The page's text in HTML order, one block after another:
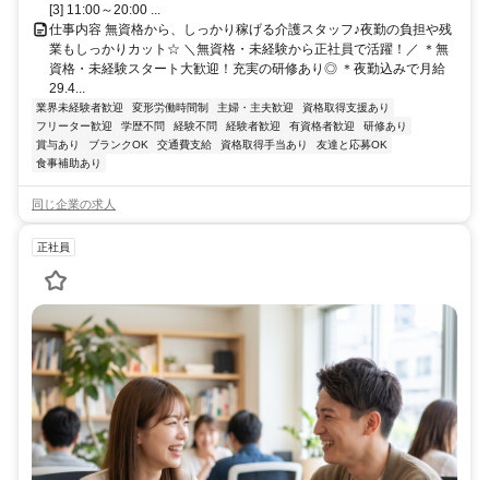
[3] 11:00～20:00 ...
仕事内容 無資格から、しっかり稼げる介護スタッフ♪夜勤の負担や残
業もしっかりカット☆ ＼無資格・未経験から正社員で活躍！／ ＊無
資格・未経験スタート大歓迎！充実の研修あり◎ ＊夜勤込みで月給
29.4...
業界未経験者歓迎 変形労働時間制 主婦・主夫歓迎
資格取得支援あり
フリーター歓迎
学歴不問 経験不問 経験者歓迎 有資格者歓迎
研修あり
賞与あり
ブランクOK 交通費支給 資格取得手当あり
友達と応募OK
食事補助あり
同じ企業の求人
正社員